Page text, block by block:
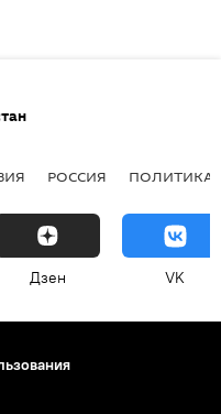
РОССИЯ ПОЛИТИКА
Дзен VK